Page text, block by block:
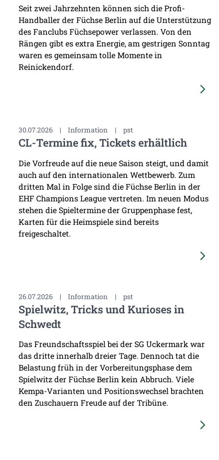
Seit zwei Jahrzehnten können sich die Profi-
Handballer der Füchse Berlin auf die Unterstützung
des Fanclubs Füchsepower verlassen. Von den
Rängen gibt es extra Energie, am gestrigen Sonntag
waren es gemeinsam tolle Momente in
Reinickendorf.
30.07.2026 | Information | pst
CL-Termine fix, Tickets erhältlich
Die Vorfreude auf die neue Saison steigt, und damit
auch auf den internationalen Wettbewerb. Zum
dritten Mal in Folge sind die Füchse Berlin in der
EHF Champions League vertreten. Im neuen Modus
stehen die Spieltermine der Gruppenphase fest,
Karten für die Heimspiele sind bereits
freigeschaltet.
26.07.2026 | Information | pst
Spielwitz, Tricks und Kurioses in
Schwedt
Das Freundschaftsspiel bei der SG Uckermark war
das dritte innerhalb dreier Tage. Dennoch tat die
Belastung früh in der Vorbereitungsphase dem
Spielwitz der Füchse Berlin kein Abbruch. Viele
Kempa-Varianten und Positionswechsel brachten
den Zuschauern Freude auf der Tribüne.